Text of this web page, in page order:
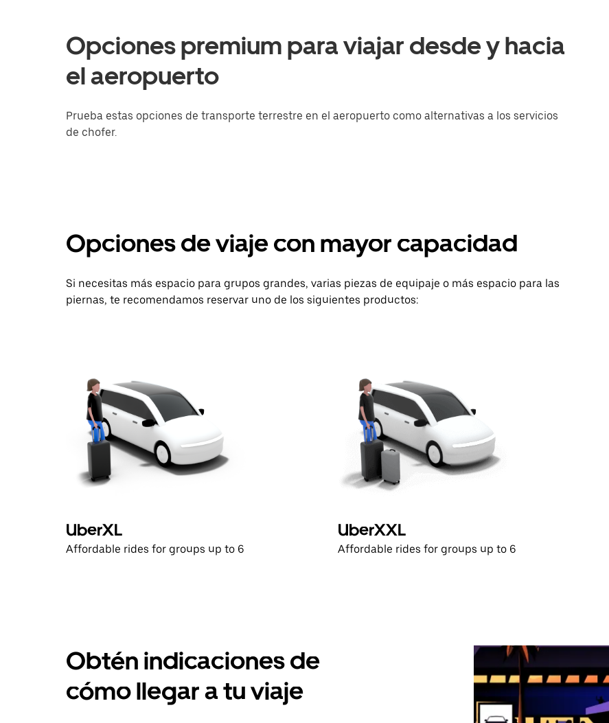
Opciones premium para viajar desde y hacia
el aeropuerto
Prueba estas opciones de transporte terrestre en el aeropuerto como alternativas a los servicios
de chofer.
Opciones de viaje con mayor capacidad
Si necesitas más espacio para grupos grandes, varias piezas de equipaje o más espacio para las
piernas, te recomendamos reservar uno de los siguientes productos:
UberXL
Affordable rides for groups up to 6
UberXXL
Affordable rides for groups up to 6
Obtén indicaciones de
cómo llegar a tu viaje